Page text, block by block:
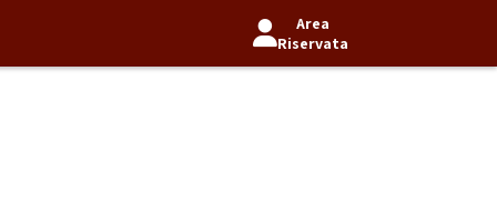
Area
Riservata